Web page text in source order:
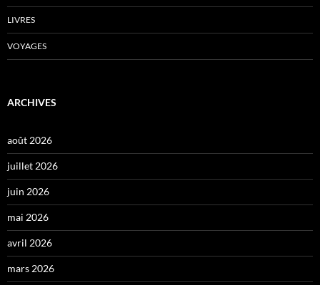
LIVRES
VOYAGES
ARCHIVES
août 2026
juillet 2026
juin 2026
mai 2026
avril 2026
mars 2026